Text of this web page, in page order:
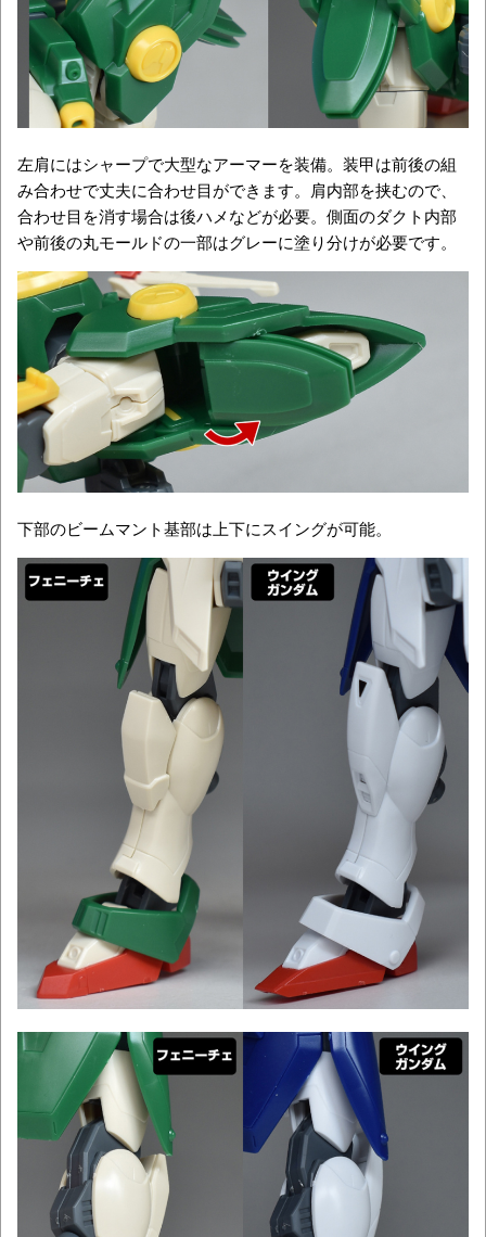
左肩にはシャープで大型なアーマーを装備。装甲は前後の組
み合わせで丈夫に合わせ目ができます。肩内部を挟むので、
合わせ目を消す場合は後ハメなどが必要。側面のダクト内部
や前後の丸モールドの一部はグレーに塗り分けが必要です。
下部のビームマント基部は上下にスイングが可能。